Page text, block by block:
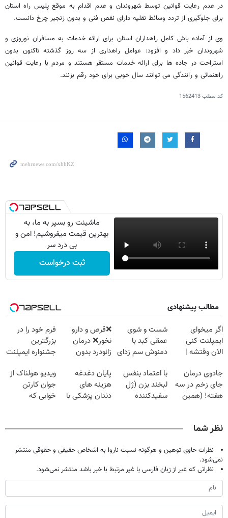
در عدم رعایت قوانین توسط شهروندان و عدم اقدام به موقع پلیس راه استان
برای جلوگیری از تردد وسائط نقلیه دارای نقص فنی و بدون زنجیر چرخ دانست.
وی از آماده باش کامل راهداران استان برای ارائه خدمات به مسافران نوروزی و
شهروندان خبر داد و افزود: عوامل راهداری از سه روز گذشته تاکنون بدون
استراحت در جاده ها برای ارائه خدمات مستقر هستند و مردم با رعایت قوانین
راهنمائی و رانندگی می توانند سال خوبی برای خود رقم بزنند.
کد مطلب1562413
ماشینت رو بسپر به ما، به
بهترین قیمت میفروشیم! امن و
بی درد سر
ثبت درخواست
مطالب پیشنهادی
اگر میخوای
ایمپلنت کنی
الان وقتشه |
میلیون تومان!!!
شست و شوی
عمقی کبد با
دمنوش سم زدای
❌قرص‌ و دارو
نخور❌ درمان
زانودرد بدون
فرم خود را در
بزرگترین
جشنواره ایمپلنت
فقط ۲۵ میلیون
جادوی درمان
جای زخم در سه
هفته! (همین
با اعتماد بنفس
لبخند بزن (ژل
سفیدکننده
پایان دغدغه
هزینه های
دندان پزشکی با
ویدیو هولناک از
جوان کارتن
خوابی که
نظر شما
نظرات حاوی توهین و هرگونه نسبت ناروا به اشخاص حقیقی و حقوقی منتشر
نمی‌شود.
نظراتی که غیر از زبان فارسی یا غیر مرتبط با خبر باشد منتشر نمی‌شود.